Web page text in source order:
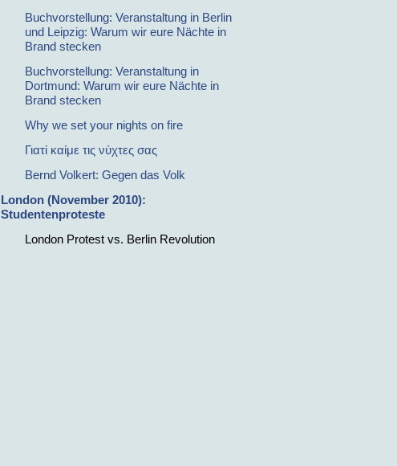
Buchvorstellung: Veranstaltung in Berlin
und Leipzig: Warum wir eure Nächte in
Brand stecken
Buchvorstellung: Veranstaltung in
Dortmund: Warum wir eure Nächte in
Brand stecken
Why we set your nights on fire
Γιατί καίμε τις νύχτες σας
Bernd Volkert: Gegen das Volk
London (November 2010):
Studentenproteste
London Protest vs. Berlin Revolution